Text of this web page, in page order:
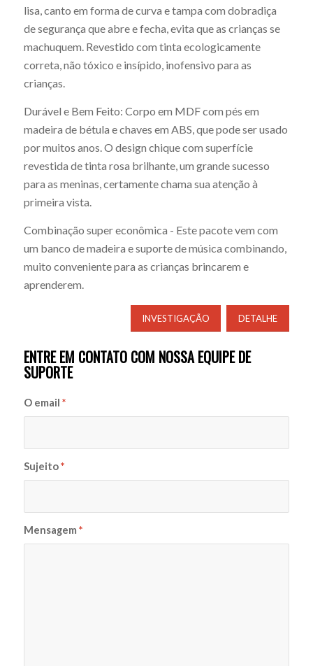
lisa, canto em forma de curva e tampa com dobradiça
de segurança que abre e fecha, evita que as crianças se
machuquem. Revestido com tinta ecologicamente
correta, não tóxico e insípido, inofensivo para as
crianças.
Durável e Bem Feito: Corpo em MDF com pés em
madeira de bétula e chaves em ABS, que pode ser usado
por muitos anos. O design chique com superfície
revestida de tinta rosa brilhante, um grande sucesso
para as meninas, certamente chama sua atenção à
primeira vista.
Combinação super econômica - Este pacote vem com
um banco de madeira e suporte de música combinando,
muito conveniente para as crianças brincarem e
aprenderem.
INVESTIGAÇÃO DETALHE
ENTRE EM CONTATO COM NOSSA EQUIPE DE
SUPORTE
O email *
Sujeito*
Mensagem *